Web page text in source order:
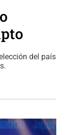
del país